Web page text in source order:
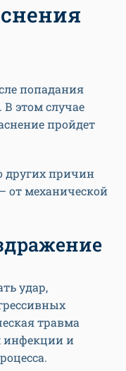
попадания
этом случае
пройдет
других причин
от механической
удар,
травма
инфекции и